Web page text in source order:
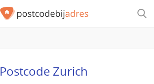
Postcode Zurich